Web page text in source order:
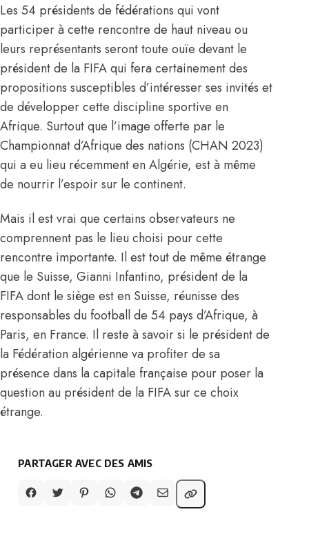
Les 54 présidents de fédérations qui vont
participer à cette rencontre de haut niveau ou
leurs représentants seront toute ouïe devant le
président de la FIFA qui fera certainement des
propositions susceptibles d’intéresser ses invités et
de développer cette discipline sportive en
Afrique. Surtout que l’image offerte par le
Championnat d’Afrique des nations (CHAN 2023)
qui a eu lieu récemment en Algérie, est à même
de nourrir l’espoir sur le continent.
Mais il est vrai que certains observateurs ne
comprennent pas le lieu choisi pour cette
rencontre importante. Il est tout de même étrange
que le Suisse, Gianni Infantino, président de la
FIFA dont le siège est en Suisse, réunisse des
responsables du football de 54 pays d’Afrique, à
Paris, en France. Il reste à savoir si le président de
la Fédération algérienne va profiter de sa
présence dans la capitale française pour poser la
question au président de la FIFA sur ce choix
étrange.
PARTAGER AVEC DES AMIS